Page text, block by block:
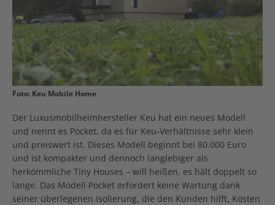
Foto: Keu Mobile Home
Der Luxusmobilheimhersteller Keu hat ein neues Modell
und nennt es Pocket, da es für Keu-Verhältnisse sehr klein
und preiswert ist. Dieses Modell beginnt bei 80.000 Euro
und ist kompakter und dennoch langlebiger als
herkömmliche Tiny Houses – will heißen, es hält doppelt so
lange. Das Modell Pocket erfordert keine Wartung dank
seiner überlegenen Isolierung, die den Kunden hilft, Kosten